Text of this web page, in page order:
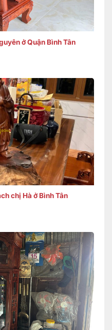
ở Quận Bình Tân
chị Hà ở Bình Tân